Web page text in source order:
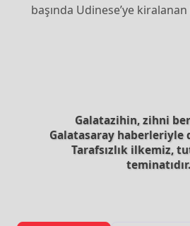
başında Udinese’ye
Galatazihin, zihni
Galatasaray haberleriyle
Tarafsızlık ilkemiz,
teminatıdır.